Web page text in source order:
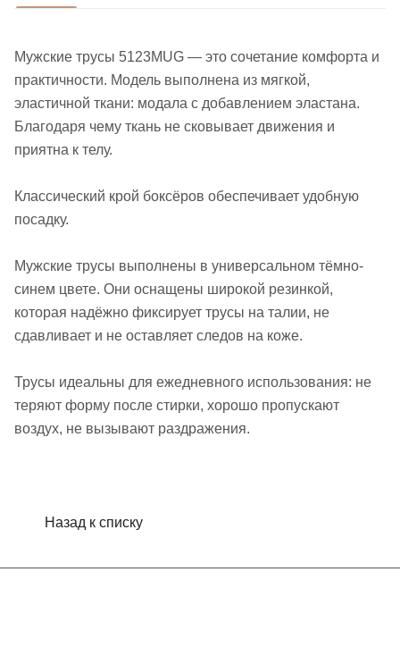
Мужские трусы 5123MUG — это сочетание комфорта и
практичности. Модель выполнена из мягкой,
эластичной ткани: модала с добавлением эластана.
Благодаря чему ткань не сковывает движения и
приятна к телу.
Классический крой боксёров обеспечивает удобную
посадку.
Мужские трусы выполнены в универсальном тёмно-
синем цвете. Они оснащены широкой резинкой,
которая надёжно фиксирует трусы на талии, не
сдавливает и не оставляет следов на коже.
Трусы идеальны для ежедневного использования: не
теряют форму после стирки, хорошо пропускают
воздух, не вызывают раздражения.
Назад к списку